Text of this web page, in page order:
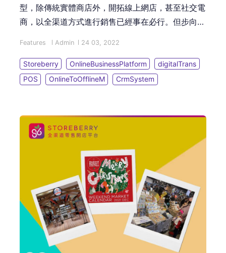
型，除傳統實體商店外，開拓線上網店，甚至社交電
商，以全渠道方式進行銷售已經事在必行。但步向數
題！"
Features Admin 24 03, 2022
Storeberry OnlineBusinessPlatform
digitalTrans
POS
OnlineToOfflineM CrmSystem